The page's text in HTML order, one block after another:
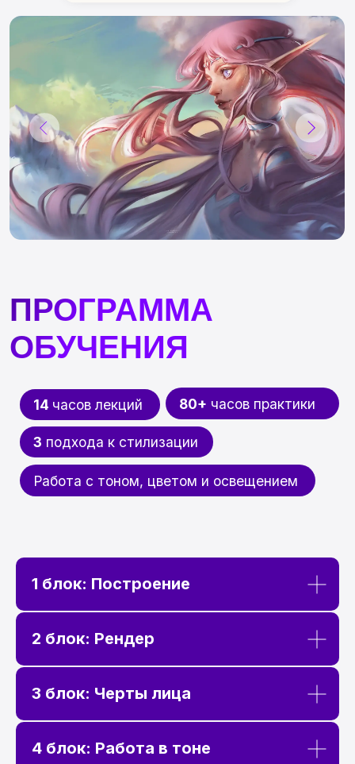
1 блок: Построение
2 блок: Рендер
3 блок: Черты лица
4 блок: Работа в тоне
Курс прошли уже
3000+художников!
TELEGRAM
ВКОНТАКТЕ
После завершения всего трека
обучения вы получите сертификат
установленного образца.
Мы обучаем по государственной
лицензии № Л035−1 298−77/1 609
849
Получите сертификат
после завершения